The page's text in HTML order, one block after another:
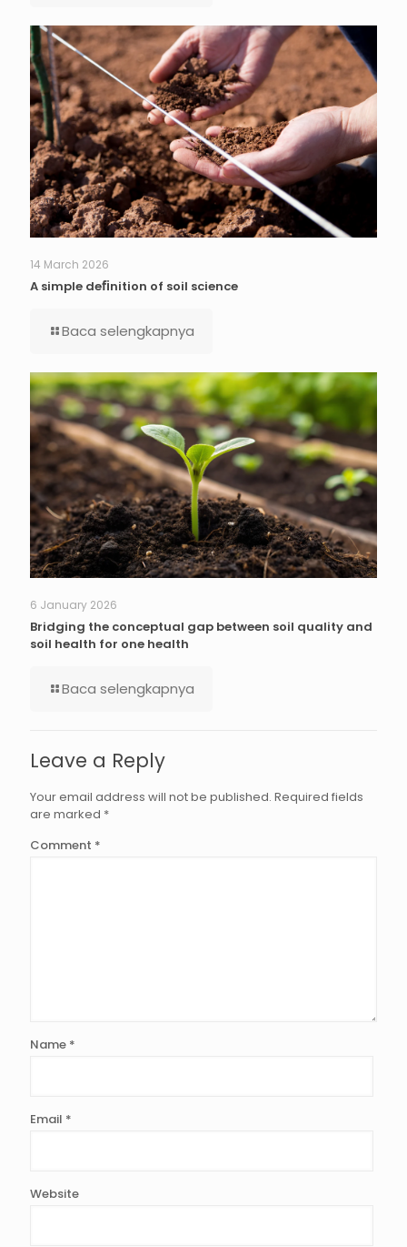
14 March 2026
A simple deﬁnition of soil science
Baca selengkapnya
6 January 2026
Bridging the conceptual gap between soil quality and
soil health for one health
Baca selengkapnya
Leave a Reply
Your email address will not be published. Required fields
are marked *
Comment *
Name *
Email *
Website